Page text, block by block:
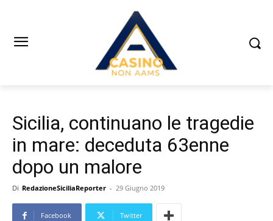
Sicilia, continuano le tragedie
in mare: deceduta 63enne
dopo un malore
Di RedazioneSiciliaReporter - 29 Giugno 2019
Facebook Twitter